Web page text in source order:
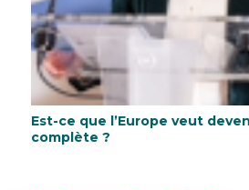
Est-ce que l’Europe veut
complète ?